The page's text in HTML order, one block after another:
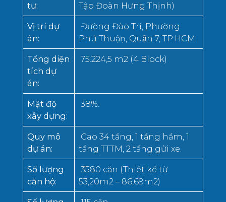
tư:
Tập Đoàn Hưng Thịnh)
Vị trí dự
án:
Đường Đào Trí, Phường
Phú Thuậṇ, Quận 7, TP.HCM
Tổng diện
tích dự
án:
75.224,5 m2 (4 Block)
Mật độ
xây dựng:
38%.
Quy mô
dự án:
Cao 34 tầng, 1 tầng hầm, 1
tầng TTTM, 2 tầng gửi xe.
Số lượng
căn hộ:
3580 căn (Thiết kế từ
53,20m2 – 86,69m2)